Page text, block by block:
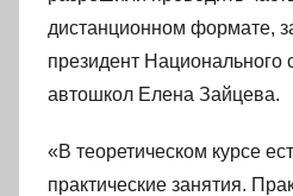
дистанционном формате,
президент Национального
автошкол Елена Зайцева.
«В теоретическом курсе
практические занятия.